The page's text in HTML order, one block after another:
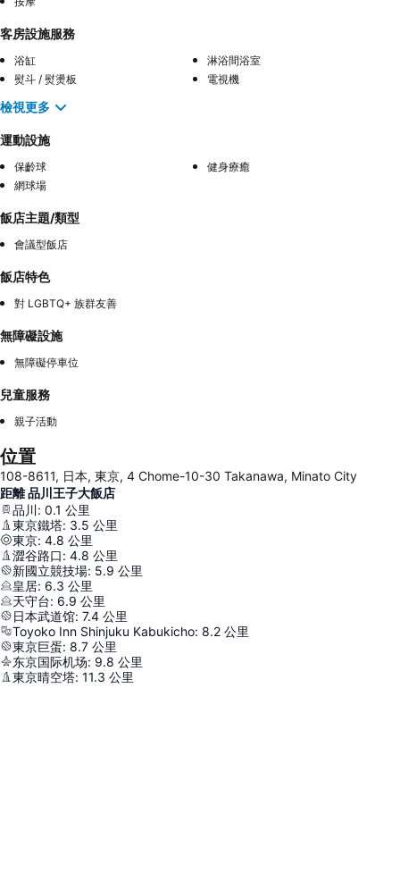
客房設施服務
浴缸
淋浴間浴室
熨斗 / 熨燙板
電視機
檢視更多
運動設施
保齡球
健身療癒
網球場
飯店主題/類型
會議型飯店
飯店特色
對 LGBTQ+ 族群友善
無障礙設施
無障礙停車位
兒童服務
親子活動
位置
108-8611, 日本, 東京, 4 Chome-10-30 Takanawa, Minato City
距離 品川王子大飯店
品川: 0.1 公里
東京鐵塔: 3.5 公里
東京: 4.8 公里
澀谷路口: 4.8 公里
新國立競技場: 5.9 公里
皇居: 6.3 公里
天守台: 6.9 公里
日本武道馆: 7.4 公里
Toyoko Inn Shinjuku Kabukicho: 8.2 公里
東京巨蛋: 8.7 公里
东京国际机场: 9.8 公里
東京晴空塔: 11.3 公里